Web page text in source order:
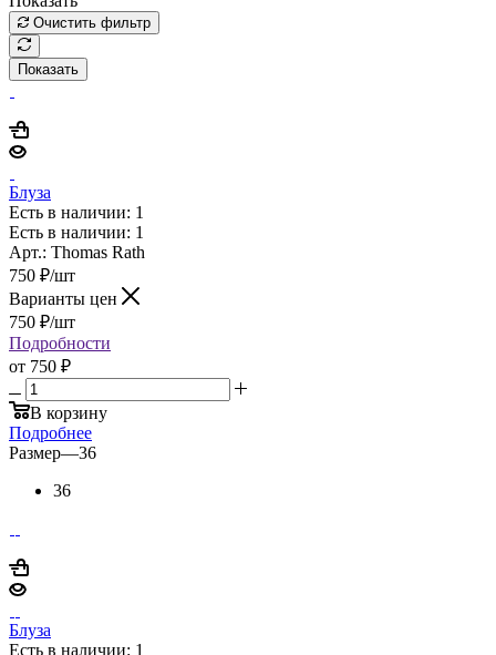
Очистить фильтр
Показать
Блуза
Есть в наличии: 1
Есть в наличии: 1
Арт.: Thomas Rath
750 ₽/шт
Варианты цен
750 ₽/шт
Подробности
от 750 ₽
В корзину
Подробнее
Размер—36
36
Блуза
Есть в наличии: 1